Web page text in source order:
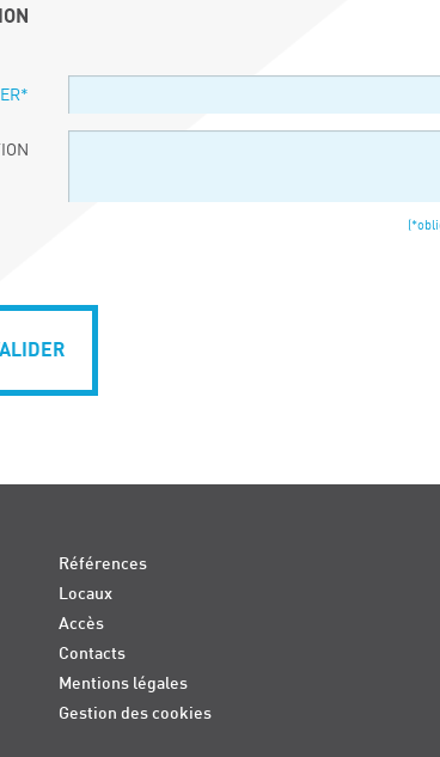
*
Références
Locaux
Accès
Contacts
Mentions légales
Gestion des cookies